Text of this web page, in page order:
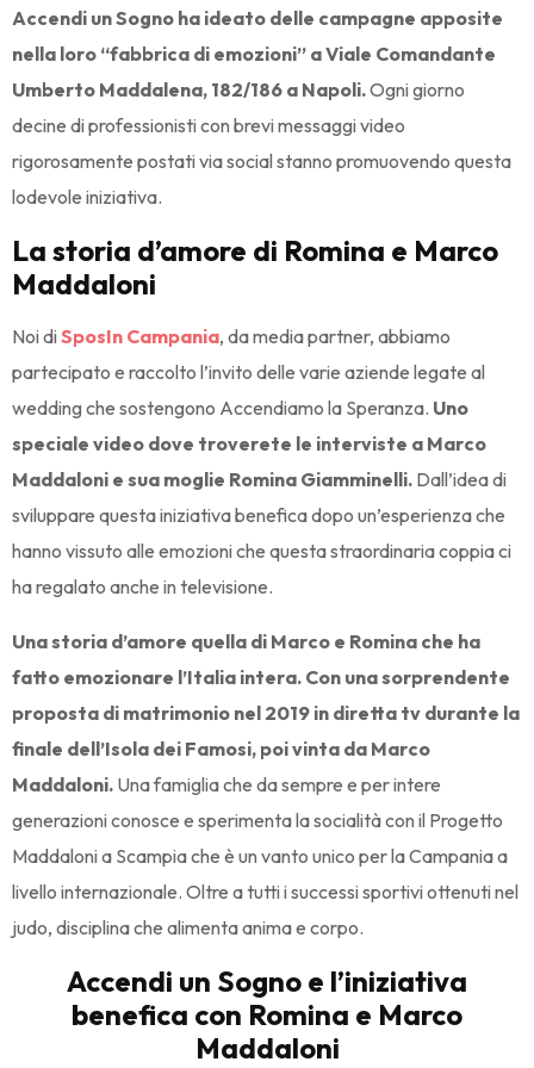
Accendi un Sogno ha ideato delle campagne apposite
nella loro “fabbrica di emozioni” a Viale Comandante
Umberto Maddalena, 182/186 a Napoli.Ogni giorno
decine di professionisti con brevi messaggi video
rigorosamente postati via social stanno promuovendo questa
lodevole iniziativa.
La storia d’amore di Romina e Marco
Maddaloni
Noi diSposIn Campania, da media partner, abbiamo
partecipato e raccolto l’invito delle varie aziende legate al
wedding che sostengono Accendiamo la Speranza. Uno
speciale video dove troverete le interviste a Marco
Maddaloni e sua moglie Romina Giamminelli. Dall’idea di
sviluppare questa iniziativa benefica dopo un’esperienza che
hanno vissuto alle emozioni che questa straordinaria coppia ci
ha regalato anche in televisione.
Una storia d’amore quella di Marco e Romina che ha
fatto emozionare l’Italia intera. Con una sorprendente
proposta di matrimonio nel 2019 in diretta tv durante la
finale dell’Isola dei Famosi, poi vinta da Marco
Maddaloni. Una famiglia che da sempre e per intere
generazioni conosce e sperimenta la socialità con il Progetto
Maddaloni a Scampia che è un vanto unico per la Campania a
livello internazionale. Oltre a tutti i successi sportivi ottenuti nel
judo, disciplina che alimenta anima e corpo.
Accendi un Sogno e l’iniziativa
benefica con Romina e Marco
Maddaloni